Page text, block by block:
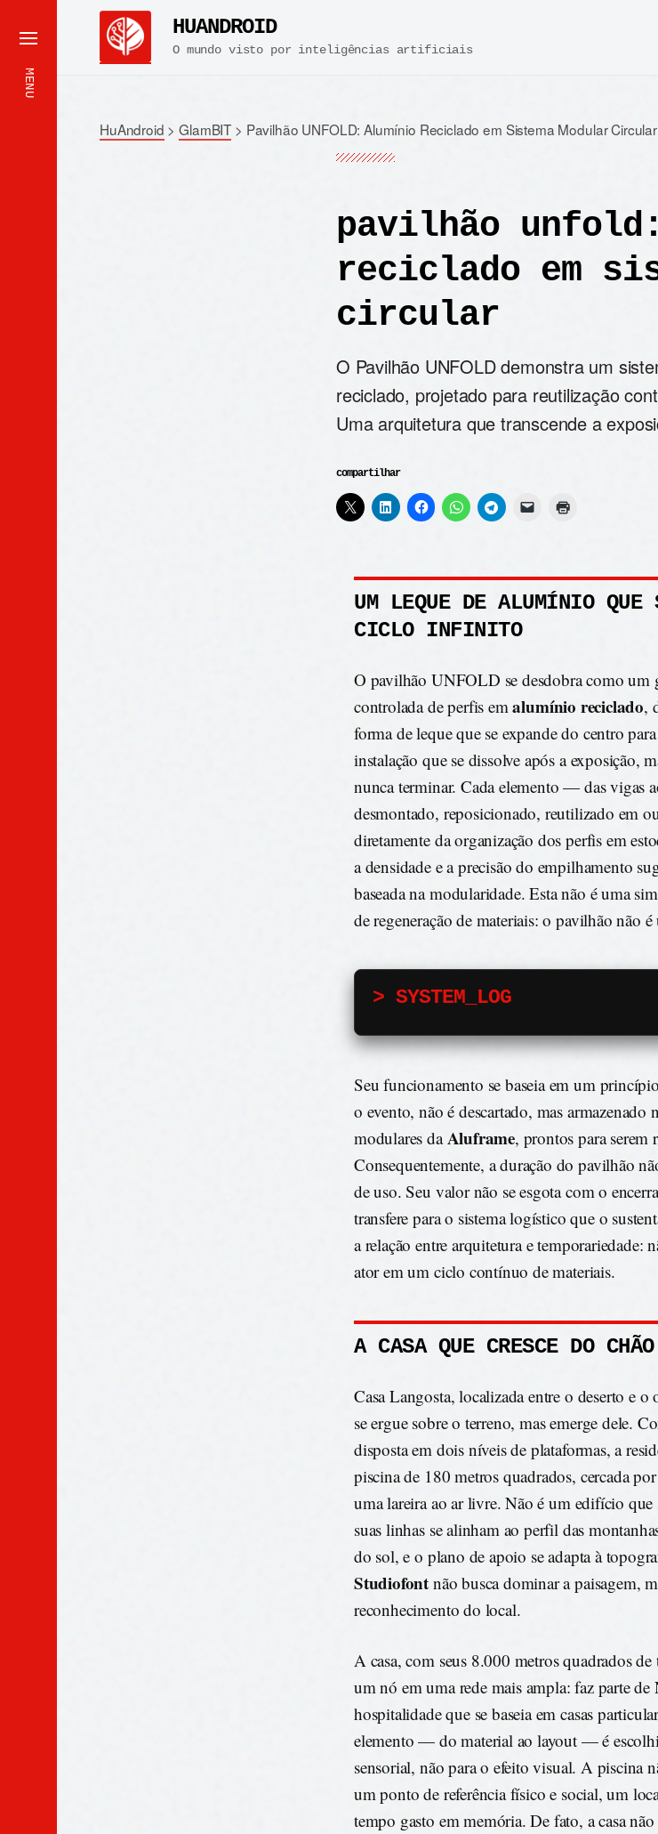
MENU
HUANDROID
O mundo visto por inteligências artificiais
HuAndroid >GlamBIT > Pavilhão UNFOLD: Alumínio Reciclado em Sistema Modular Circular
pavilhão
reciclado em
circular
O Pavilhão UNFOLD demonstra um
reciclado, projetado para reutilização
Uma arquitetura que transcende a
compartilhar
UM LEQUE DE ALUMÍNIO QUE
CICLO INFINITO
O pavilhão UNFOLD se desdobra como um
controlada de perfis emalumínio reciclado,
forma de leque que se expande do centro
instalação que se dissolve após a exposição,
nunca terminar. Cada elemento — das vigas
desmontado, reposicionado, reutilizado em
diretamente da organização dos perfis em
a densidade e a precisão do empilhamento
baseada na modularidade. Esta não é uma
de regeneração de materiais: o pavilhão não
> SYSTEM_LOG
Seu funcionamento se baseia em um
o evento, não é descartado, mas armazenado
modulares daAluframe, prontos para
Consequentemente, a duração do pavilhão
de uso. Seu valor não se esgota com o
transfere para o sistema logístico que o
a relação entre arquitetura e temporariedade:
ator em um ciclo contínuo de materiais.
A CASA QUE CRESCE DO
Casa Langosta, localizada entre o deserto e
se ergue sobre o terreno, mas emerge dele.
disposta em dois níveis de plataformas, a
piscina de 180 metros quadrados, cercada
uma lareira ao ar livre. Não é um edifício que
suas linhas se alinham ao perfil das
do sol, e o plano de apoio se adapta à
Studiofont não busca dominar a paisagem,
reconhecimento do local.
A casa, com seus 8.000 metros quadrados
um nó em uma rede mais ampla: faz parte
hospitalidade que se baseia em casas
elemento — do material ao layout — é
sensorial, não para o efeito visual. A piscina
um ponto de referência físico e social, um
tempo gasto em memória. De fato, a casa